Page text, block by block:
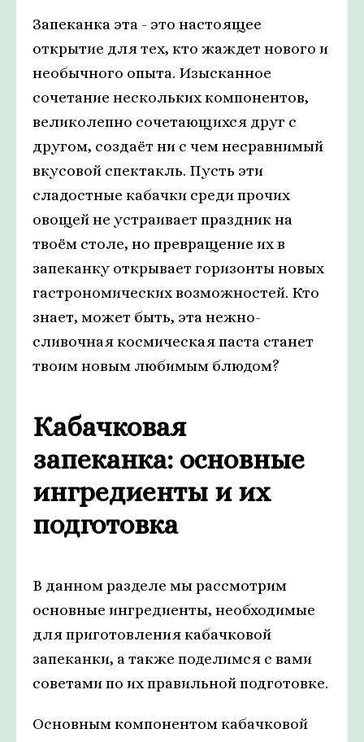
Запеканка эта - это настоящее
открытие для тех, кто жаждет нового и
необычного опыта. Изысканное
сочетание нескольких компонентов,
великолепно сочетающихся друг с
другом, создаёт ни с чем несравнимый
вкусовой спектакль. Пусть эти
сладостные кабачки среди прочих
овощей не устраивает праздник на
твоём столе, но превращение их в
запеканку открывает горизонты новых
гастрономических возможностей. Кто
знает, может быть, эта нежно-
сливочная космическая паста станет
твоим новым любимым блюдом?
Кабачковая
запеканка: основные
ингредиенты и их
подготовка
В данном разделе мы рассмотрим
основные ингредиенты, необходимые
для приготовления кабачковой
запеканки, а также поделимся с вами
советами по их правильной подготовке.
Основным компонентом кабачковой